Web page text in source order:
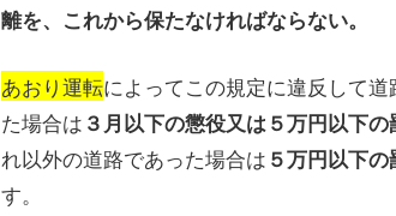
離を、これから保たなければならない。
あおり運転によってこの規定に違反して
た場合は ３月以下の懲役又は５万円以下の
れ以外の道路であった場合は ５万円以下の
す。